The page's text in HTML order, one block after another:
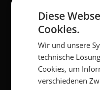
NEWSLETTER
Vorname *
Nachname *
Diese
Cookies.
Wir und unsere
technische
Cookies, um
verschiedenen